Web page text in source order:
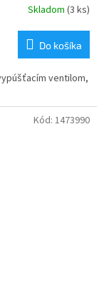
Skladom (3 ks)
Do košíka
ventilom,
Kód: 1473990